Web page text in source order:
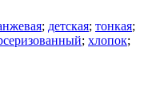
; детская; тонкая;
; хлопок;